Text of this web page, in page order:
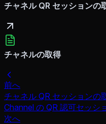
チャネル QR セッションの
チャネルの取得
前へ
チャネル QR セッションの
Channel の QR 認可セッシ
次へ